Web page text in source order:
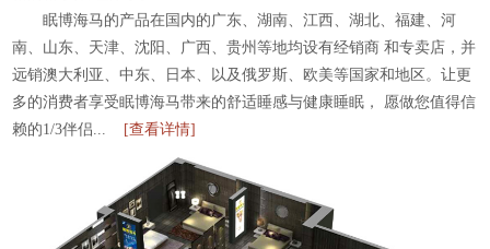
眠博海马的产品在国内的广东、湖南、江西、湖北、福建、河
南、山东、天津、沈阳、广西、贵州等地均设有经销商 和专卖店，并
远销澳大利亚、中东、日本、以及俄罗斯、欧美等国家和地区。让更
多的消费者享受眠博海马带来的舒适睡感与健康睡眠，
愿做您值得信
赖的1/3伴侣... [查看详情]